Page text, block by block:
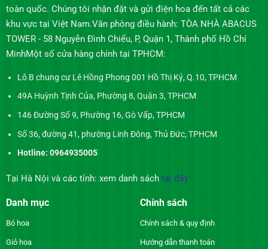
toàn quốc. Chúng tôi nhận đặt và gửi điện hoa đến tất cả các
khu vực tại Việt Nam.Văn phòng điều hành: TÒA NHÀ ABACUS
TOWER - 58 Nguyễn Đình Chiểu, P, Quận 1, Thành phố Hồ Chí
MinhMột số cửa hàng chính tại TPHCM:
Lô B chung cư Lê Hồng Phong 001 Hồ Thị Kỷ, Q.10, TPHCM
49A Huỳnh Tịnh Của, Phường 8, Quận 3, TPHCM
146 Đường Số 9, Phường 16, Gò Vấp, TPHCM
Số 36, đường 41, phường Linh Đông, Thủ Đức, TPHCM
Hotline: 0964935005
Tại Hà Nội và các tỉnh: xem danh sách tại đây
Danh mục
Bó hoa
Giỏ hoa
Chính sách
Chính sách & quy định
Hướng dẫn thanh toán